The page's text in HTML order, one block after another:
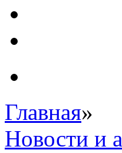
Главная»
Новости и